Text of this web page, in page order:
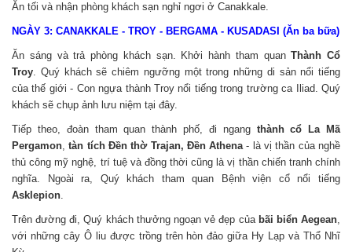
Ăn tối và nhận phòng khách sạn nghỉ ngơi ở Canakkale.
NGÀY 3: CANAKKALE - TROY - BERGAMA - KUSADASI (Ăn ba bữa)
Ăn sáng và trả phòng khách sạn. Khởi hành tham quanThành Cổ
Troy. Quý khách sẽ chiêm ngưỡng một trong những di sản nổi tiếng
của thế giới - Con ngựa thành Troy nổi tiếng trong trường ca Iliad. Quý
khách sẽ chụp ảnh lưu niệm tại đây.
Tiếp theo, đoàn tham quan thành phố, đi ngang thành cổ La Mã
Pergamon,tàn tích Đền thờ Trajan, Đền Athena- là vị thần của nghề
thủ công mỹ nghệ, trí tuệ và đồng thời cũng là vị thần chiến tranh chính
nghĩa. Ngoài ra, Quý khách tham quan Bệnh viện cổ nổi tiếng
Asklepion.
Trên đường đi, Quý khách thưởng ngoạn vẻ đẹp của bãi biển Aegean,
với những cây Ô liu được trồng trên hòn đảo giữa Hy Lạp và Thổ Nhĩ